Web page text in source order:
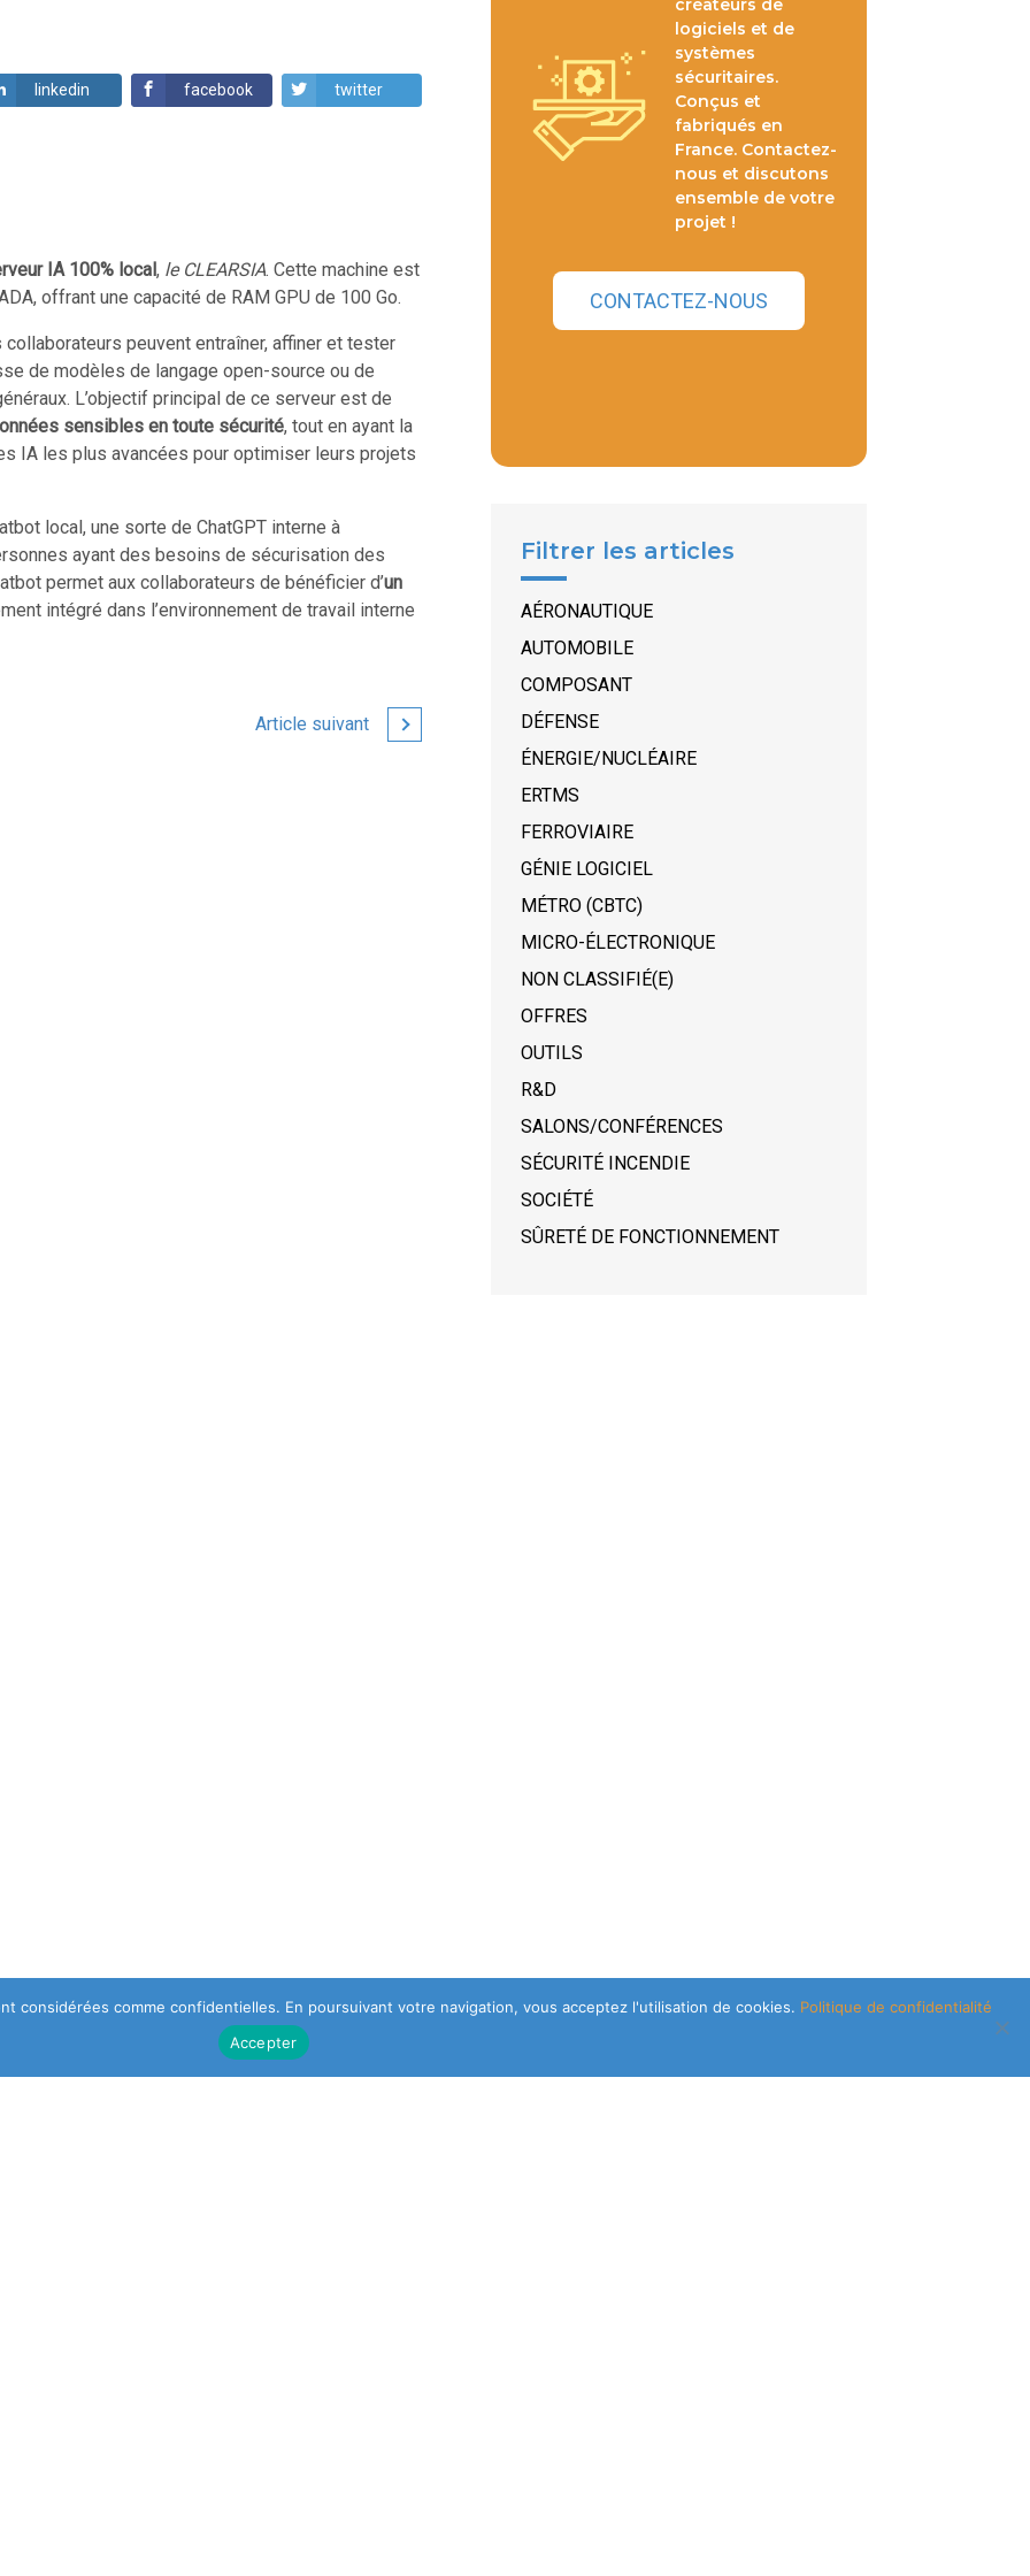
linkedin facebook twitter
IA 100% local, le CLEARSIA. Cette machine est
offrant une capacité de RAM GPU de 100 Go.
peuvent entraîner, affiner et tester
de modèles de langage open-source ou de
L’objectif principal de ce serveur est de
sensibles en toute sécurité, tout en ayant la
IA les plus avancées pour optimiser leurs projets
local, une sorte de ChatGPT interne à
ayant des besoins de sécurisation des
permet aux collaborateurs de bénéficier d’un
intégré dans l’environnement de travail interne
Article suivant
créateurs de
logiciels et de
systèmes
sécuritaires.
Conçus et
fabriqués en
France. Contactez-
nous et discutons
ensemble de votre
projet !
CONTACTEZ-NOUS
Filtrer les articles
AÉRONAUTIQUE
AUTOMOBILE
COMPOSANT
DÉFENSE
ÉNERGIE/NUCLÉAIRE
ERTMS
FERROVIAIRE
GÉNIE LOGICIEL
MÉTRO (CBTC)
MICRO-ÉLECTRONIQUE
NON CLASSIFIÉ(E)
OFFRES
OUTILS
R&D
SALONS/CONFÉRENCES
SÉCURITÉ INCENDIE
SOCIÉTÉ
SÛRETÉ DE FONCTIONNEMENT
considérées comme confidentielles. En poursuivant votre navigation, vous acceptez l'utilisation de cookies. Politique de confidentialité
Accepter